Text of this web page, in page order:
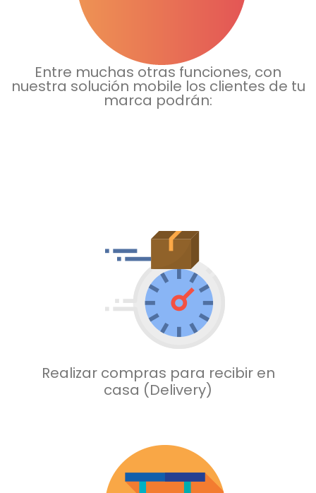
Entre muchas otras funciones, con
nuestra solución mobile los clientes de tu
marca podrán:
Realizar compras para recibir en
casa (Delivery)